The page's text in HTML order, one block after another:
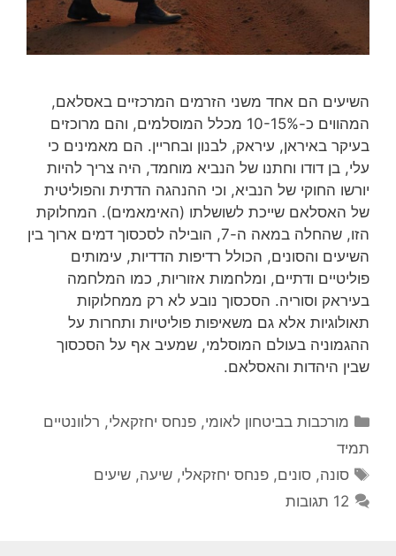
השיעים הם אחד משני הזרמים המרכזיים באסלאם,
המהווים כ-10-15% מכלל המוסלמים, והם מרוכזים
בעיקר באיראן, עיראק, לבנון ובחריין. הם מאמינים כי
עלי, בן דודו וחתנו של הנביא מוחמד, היה צריך להיות
יורשו החוקי של הנביא, וכי ההנהגה הדתית והפוליטית
של האסלאם שייכת לשושלתו (האימאמים). המחלוקת
הזו, שהחלה במאה ה-7, הובילה לסכסוך דמים ארוך בין
השיעים והסונים, הכולל רדיפות הדדיות, עימותים
פוליטיים ודתיים, ומלחמות אזוריות, כמו המלחמה
בעיראק וסוריה. הסכסוך נובע לא רק ממחלוקות
תאולוגיות אלא גם משאיפות פוליטיות ותחרות על
ההגמוניה בעולם המוסלמי, שמעיב אף על הסכסוך
שבין היהדות והאסלאם.
קטגוריות
מורכבות בביטחון לאומי,פנחס יחזקאלי, רלוונטיים
תמיד
תגיות
סונה,סונים,פנחס יחזקאלי,שיעה,שיעים
12 תגובות